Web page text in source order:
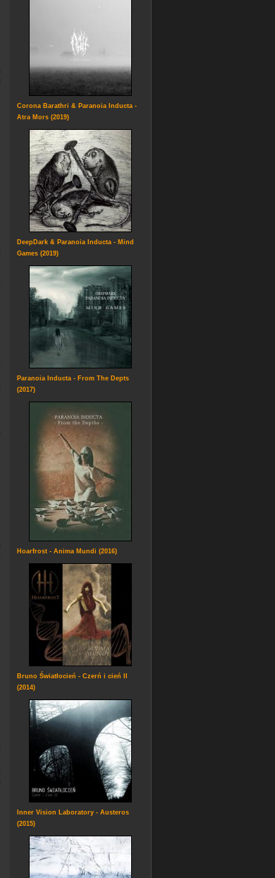
Corona Barathri & Paranoia Inducta -
Atra Mors (2019)
DeepDark & Paranoia Inducta - Mind
Games (2019)
Paranoia Inducta - From The Depts
(2017)
Hoarfrost - Anima Mundi (2016)
Bruno Światłocień - Czerń i cień II
(2014)
Inner Vision Laboratory - Austeros
(2015)